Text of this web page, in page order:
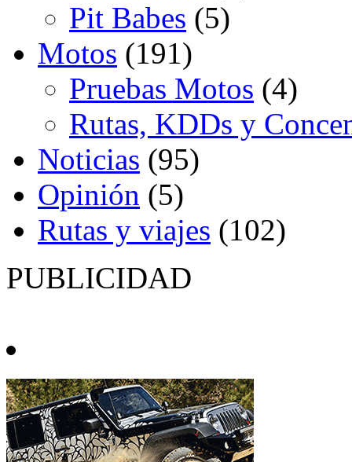
Pit Babes (5)
Motos (191)
Pruebas Motos (4)
Rutas, KDDs y
Noticias (95)
Opinión (5)
Rutas y viajes (102)
PUBLICIDAD